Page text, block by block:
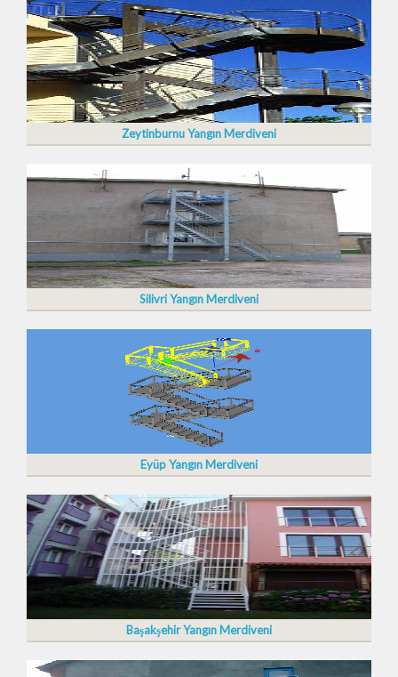
Zeytinburnu Yangın Merdiveni
Silivri Yangın Merdiveni
Eyüp Yangın Merdiveni
Başakşehir Yangın Merdiveni